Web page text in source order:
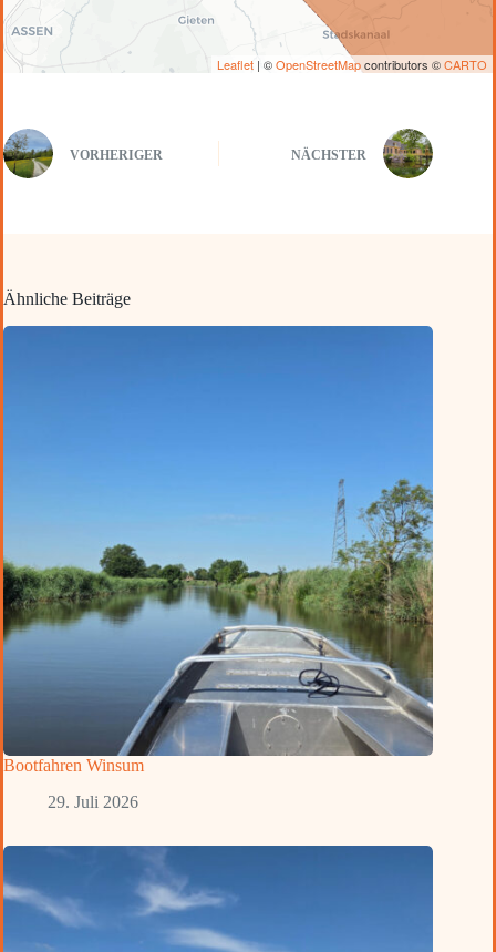
Leaflet | ©OpenStreetMapcontributors ©CARTO
VORHERIGER NÄCHSTER
Ähnliche Beiträge
Bootfahren Winsum
29. Juli 2026